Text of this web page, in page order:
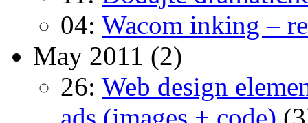
04: Wacom inking –
May 2011 (2)
26: Web design